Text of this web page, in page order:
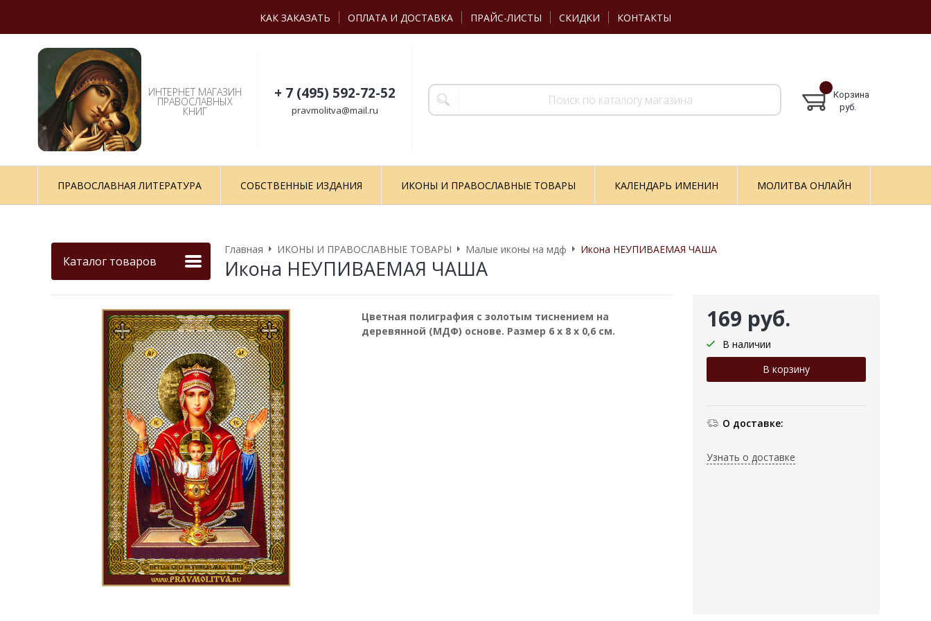
КАК ЗАКАЗАТЬ ОПЛАТА И ДОСТАВКА ПРАЙС-ЛИСТЫ СКИДКИ КОНТАКТЫ
ИНТЕРНЕТ МАГАЗИН
ПРАВОСЛАВНЫХ
КНИГ
+ 7 (495) 592-72-52
pravmolitva@mail.ru
Корзина
руб.
ПРАВОСЛАВНАЯ ЛИТЕРАТУРА СОБСТВЕННЫЕ ИЗДАНИЯ ИКОНЫ И ПРАВОСЛАВНЫЕ ТОВАРЫ КАЛЕНДАРЬ ИМЕНИН МОЛИТВА ОНЛАЙН
Каталог товаров
Главная ИКОНЫ И ПРАВОСЛАВНЫЕ ТОВАРЫ Малые иконы на мдф Икона НЕУПИВАЕМАЯ ЧАША
Икона НЕУПИВАЕМАЯ ЧАША
169 руб.
В наличии
О доставке:
Узнать о доставке
Цветная полиграфия с золотым тиснением на
деревянной (МДФ) основе. Размер 6 х 8 х 0,6 см.